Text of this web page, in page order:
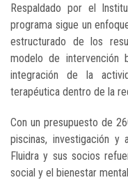
Respaldado por el
programa sigue un
estructurado de los
modelo de intervención
integración de la
terapéutica dentro de la
Con un presupuesto de
piscinas, investigación y
Fluidra y sus socios
social y el bienestar mental.